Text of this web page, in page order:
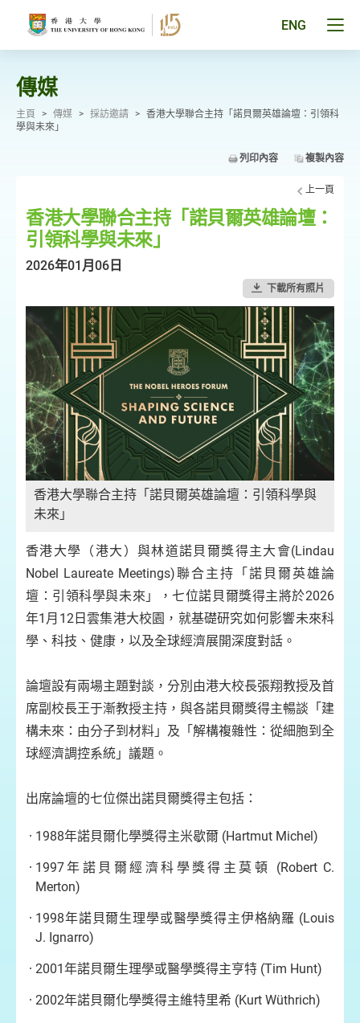
ENG
傳媒
主頁 > 傳媒 > 採訪邀請 > 香港大學聯合主持「諾貝爾英雄論壇：引領科
學與未來」
列印內容 複製內容
上一頁
香港大學聯合主持「諾貝爾英雄論壇：
引領科學與未來」
2026年01月06日
下載所有照片
香港大學聯合主持「諾貝爾英雄論壇：引領科學與
未來」
香港大學（港大）與林道諾貝爾獎得主大會(Lindau
Nobel Laureate Meetings)聯合主持「諾貝爾英雄論
壇：引領科學與未來」，七位諾貝爾獎得主將於2026
年1月12日雲集港大校園，就基礎研究如何影響未來科
學、科技、健康，以及全球經濟展開深度對話。
論壇設有兩場主題對談，分別由港大校長張翔教授及首
席副校長王于漸教授主持，與各諾貝爾獎得主暢談「建
構未來：由分子到材料」及「解構複雜性：從細胞到全
球經濟調控系統」議題。
出席論壇的七位傑出諾貝爾獎得主包括：
1988年諾貝爾化學獎得主米歇爾 (Hartmut Michel)
1997年諾貝爾經濟科學獎得主莫頓 (Robert C.
Merton)
1998年諾貝爾生理學或醫學獎得主伊格納羅 (Louis
J. Ignarro)
2001年諾貝爾生理學或醫學獎得主亨特 (Tim Hunt)
2002年諾貝爾化學獎得主維特里希 (Kurt Wüthrich)